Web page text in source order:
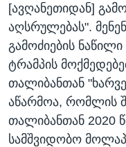
[ავღანეთიდან]
აღსრულებას".
გამოძიების
ტრამპის
თალიბანთან
აწარმოა, რომლის
თალიბანთან 2020
სამშვიდობო